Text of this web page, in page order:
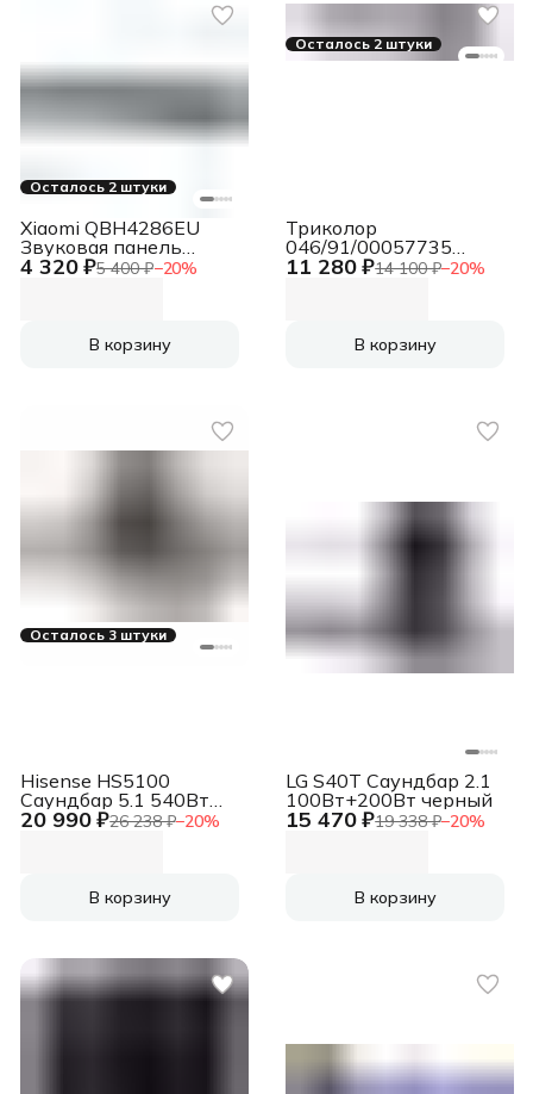
Осталось 2 штуки
4 320 ₽5 400 ₽−20%
Xiaomi QBH4286EU
Звуковая панель
Soundbar 2.0 EU S22E
В корзину
Осталось 2 штуки
11 280 ₽14 100 ₽−20%
Триколор
046/91/00057735
Саундбар TR-SB-02
В корзину
Осталось 3 штуки
20 990 ₽26 238 ₽−20%
Hisense HS5100
Саундбар 5.1 540Вт
черный
В корзину
15 470 ₽19 338 ₽−20%
LG S40T Саундбар 2.1
100Вт+200Вт черный
В корзину